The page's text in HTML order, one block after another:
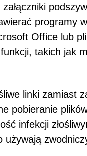
programy
Office lub
takich jak
linki zamiast
pobieranie
infekcji